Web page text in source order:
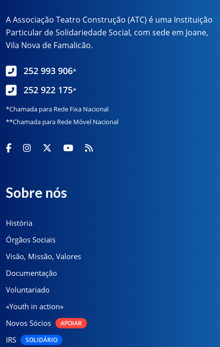
A Associação Teatro Construção (ATC) é uma Instituição
Particular de Solidariedade Social, com sede em Joane,
Vila Nova de Famalicão.
252 993 906*
252 922 175*
*Chamada para Rede Fixa Nacional
**Chamada para Rede Móvel Nacional
Sobre nós
História
Órgãos Sociais
Visão, Missão, Valores
Documentação
Voluntariado
«Youth in action»
Novos Sócios
APOIAR
IRS SOLIDÁRIO